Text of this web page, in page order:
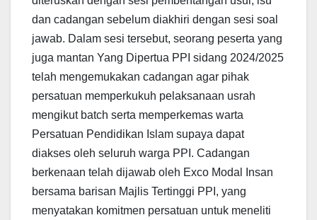
dan cadangan sebelum diakhiri dengan sesi soal
jawab. Dalam sesi tersebut, seorang peserta yang
juga mantan Yang Dipertua PPI sidang 2024/2025
telah mengemukakan cadangan agar pihak
persatuan memperkukuh pelaksanaan usrah
mengikut batch serta memperkemas warta
Persatuan Pendidikan Islam supaya dapat
diakses oleh seluruh warga PPI. Cadangan
berkenaan telah dijawab oleh Exco Modal Insan
bersama barisan Majlis Tertinggi PPI, yang
menyatakan komitmen persatuan untuk meneliti